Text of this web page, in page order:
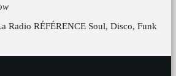
Radio RÉFÉRENCE Soul, Disco, Funk